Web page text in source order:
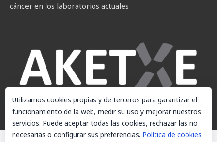
cáncer en los laboratorios actuales
Utilizamos cookies propias y de terceros para garantizar el
funcionamiento de la web, medir su uso y mejorar nuestros
servicios. Puede aceptar todas las cookies, rechazar las no
necesarias o configurar sus preferencias. Política de cookies